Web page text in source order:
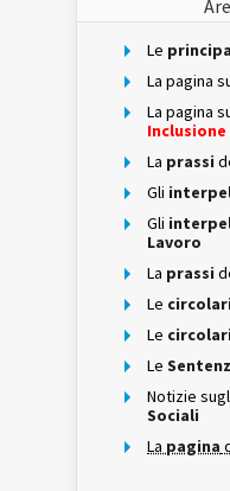
Le
La pagina
La pagina
Inclusione
La prassi
Gli
Gli
Lavoro
La prassi
Le
Le circolari
Le
Notizie
Sociali
La pagina